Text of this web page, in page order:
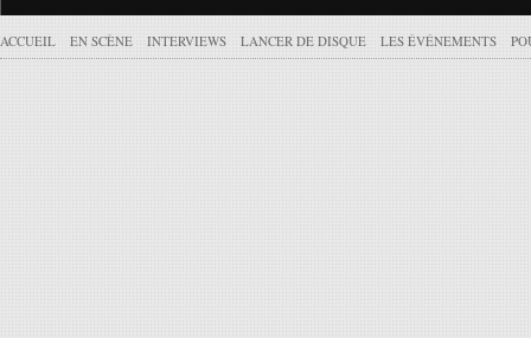
ACCUEIL EN SCÈNE INTERVIEWS LANCER DE DISQUE LES ÉVÉNEMENTS